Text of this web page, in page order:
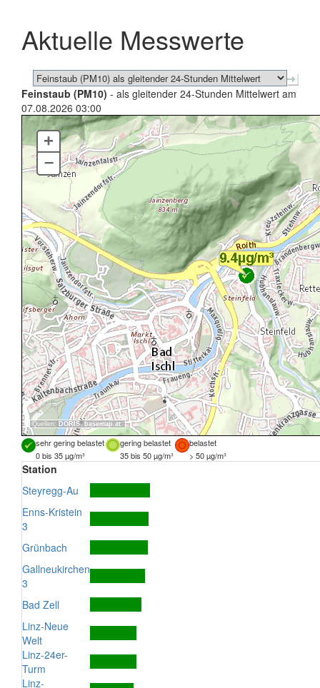
schließen
Aktuelle Messwerte
Feinstaub (PM10) - als gleitender 24-Stunden Mittelwert am
07.08.2026 03:00
Quellen: DORIS, basemap.at
+
–
sehr gering belastet gering belastet
belastet
0 bis 35 µg/m³
35 bis 50 µg/m³ > 50 µg/m³
Station
Steyregg-Au
Enns-Kristein
3
Grünbach
Gallneukirchen
3
Bad Zell
Linz-Neue
Welt
Linz-24er-
Turm
Linz-